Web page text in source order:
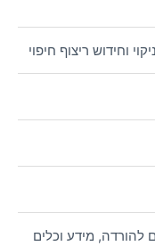
וחידוש ריצוף חיפוי
להורדה, מידע וכלים